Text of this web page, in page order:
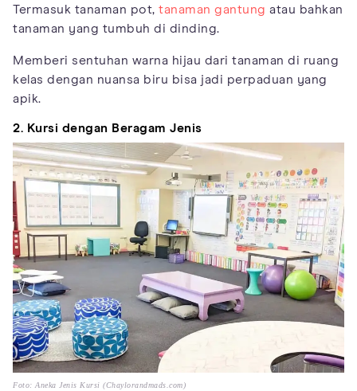
Termasuk tanaman pot, tanaman gantung atau bahkan
tanaman yang tumbuh di dinding.
Memberi sentuhan warna hijau dari tanaman di ruang
kelas dengan nuansa biru bisa jadi perpaduan yang
apik.
2. Kursi dengan Beragam Jenis
Foto: Aneka Jenis Kursi (Chaylorandmads.com)